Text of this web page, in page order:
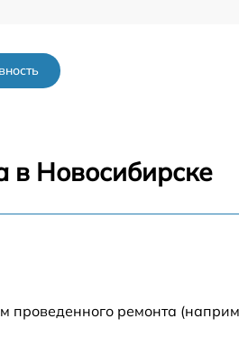
в Новосибирске
проведенного ремонта